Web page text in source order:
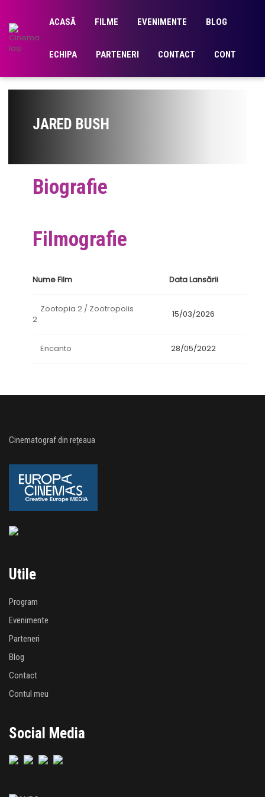
ACASĂ FILME EVENIMENTE BLOG
ECHIPA PARTENERI CONTACT CONT
JARED BUSH
Biografie
Filmografie
Nume Film Data Lansării
Zootopia 2 / Zootropolis
2
15/03/2026
Encanto 28/05/2022
Cinematograf din rețeaua
Utile
Program
Evenimente
Parteneri
Blog
Contact
Contul meu
Social Media